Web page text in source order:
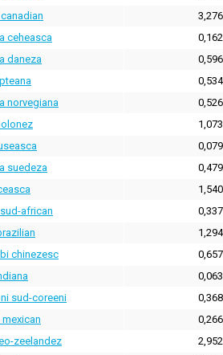
ceheasca
daneza
norvegiana
suedeza
african
chinezesc
sud-coreeni
mexican
zeelandez